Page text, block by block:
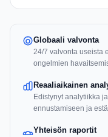
Globaali valvonta
24/7 valvonta useista
ongelmien
Reaaliaikainen
Edistynyt analytiikka
ennustamiseen ja
Yhteisön raportit